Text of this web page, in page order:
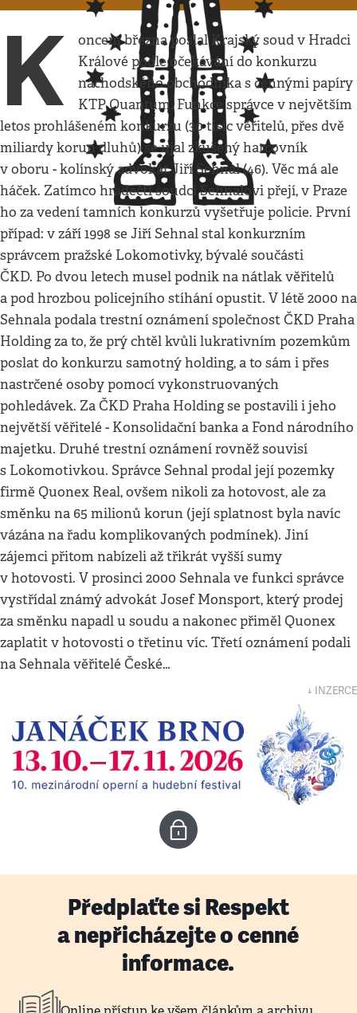
K
oncem března poslal Krajský soud v Hradci
Králové podle očekávání do konkurzu
náchodského obchodníka s cennými papíry
KTP Quantum. Funkce správce v největším
letos prohlášeném konkurzu (30 tisíc věřitelů, přes dvě
miliardy korun dluhů) se ujal zkušený harcovník
v oboru - kolínský advokát Jiří Sehnal (46). Věc má ale
háček. Zatímco hradečtí soudci Sehnalovi přejí, v Praze
ho za vedení tamních konkurzů vyšetřuje policie. První
případ: v září 1998 se Jiří Sehnal stal konkurzním
správcem pražské Lokomotivky, bývalé součásti
ČKD. Po dvou letech musel podnik na nátlak věřitelů
a pod hrozbou policejního stíhání opustit. V létě 2000 na
Sehnala podala trestní oznámení společnost ČKD Praha
Holding za to, že prý chtěl kvůli lukrativním pozemkům
poslat do konkurzu samotný holding, a to sám i přes
nastrčené osoby pomocí vykonstruovaných
pohledávek. Za ČKD Praha Holding se postavili i jeho
největší věřitelé - Konsolidační banka a Fond národního
majetku. Druhé trestní oznámení rovněž souvisí
s Lokomotivkou. Správce Sehnal prodal její pozemky
firmě Quonex Real, ovšem nikoli za hotovost, ale za
směnku na 65 milionů korun (její splatnost byla navíc
vázána na řadu komplikovaných podmínek). Jiní
zájemci přitom nabízeli až třikrát vyšší sumy
v hotovosti. V prosinci 2000 Sehnala ve funkci správce
vystřídal známý advokát Josef Monsport, který prodej
za směnku napadl u soudu a nakonec přiměl Quonex
zaplatit v hotovosti o třetinu víc. Třetí oznámení podali
na Sehnala věřitelé České…
↓ INZERCE
Předplaťte si Respekt
a nepřicházejte o cenné
informace.